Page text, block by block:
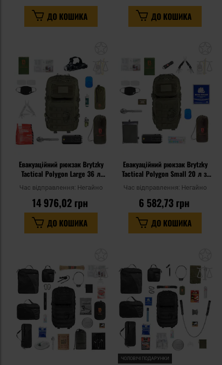
ДО КОШИКА ДО КОШИКА
списку
уподобань
Евакуаційний рюкзак Brytzky
Tactical Polygon Large 36 л
Olive - зі спорядженням
Час відправлення: Негайно
14 976,02 грн
ДО КОШИКА
Евакуаційний рюкзак Brytzky
Tactical Polygon Small 20 л зі
спорядженням - Olive
Час відправлення: Негайно
6 582,73 грн
ДО КОШИКА
списку
уподобань
ЧОЛОВІЧІ ПОДАРУНКИ